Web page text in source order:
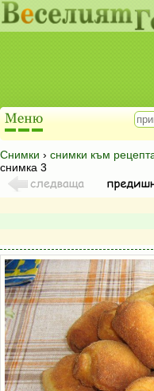
Снимки › снимки към
снимка 3